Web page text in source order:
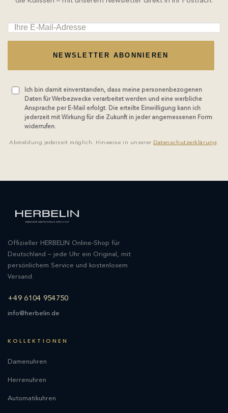
NEWSLETTER ABONNIEREN
Ich bin damit einverstanden, dass meine personenbezogenen
Daten für Werbezwecke verarbeitet werden und eine werbliche
Ansprache per E-Mail erfolgt. Die erteilte Einwilligung kann ich
jederzeit mit Wirkung für die Zukunft in jeder angemessenen Form
widerrufen.
Abmeldung jederzeit möglich. Hinweise in unserer Datenschutzerklärung.
Offizieller HERBELIN Online-Shop für
Deutschland – jede Uhr ein Original, mit
persönlichem Service und kostenlosem
Versand.
+49 6104 954750
info@herbelin.de
KOLLEKTIONEN
Damenuhren
Herrenuhren
Automatikuhren